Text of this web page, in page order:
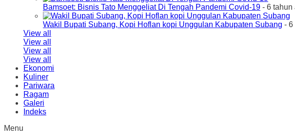
Bamsoet: Bisnis Tato Menggeliat Di Tengah Pandemi Covid-19 - 6 tahun
Wakil Bupati Subang, Kopi Hoflan kopi Unggulan Kabupaten Subang - 6
View all
View all
View all
View all
Ekonomi
Kuliner
Pariwara
Ragam
Galeri
Indeks
Menu